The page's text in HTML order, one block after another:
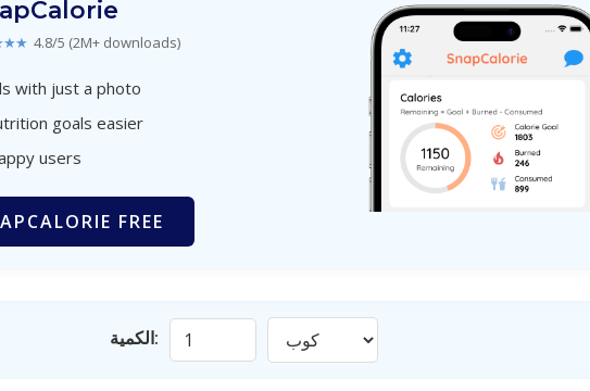
4.8/5 (2M+ downloads)
with just a photo
goals easier
users
FREE
الكمية: